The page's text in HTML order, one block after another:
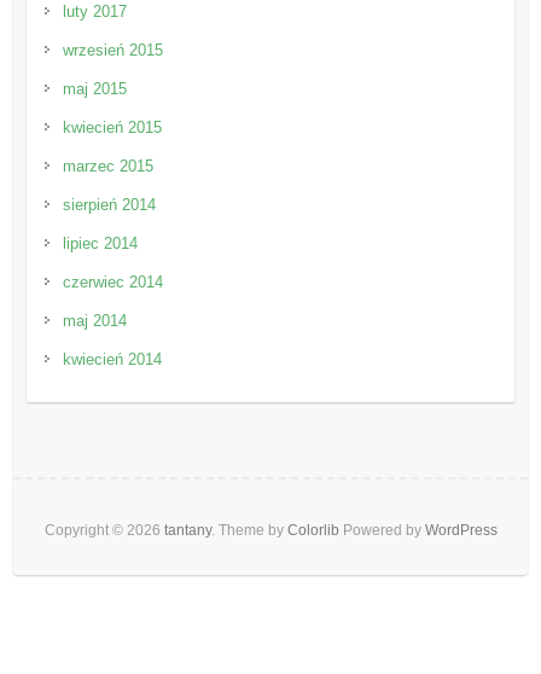
luty 2017
wrzesień 2015
maj 2015
kwiecień 2015
marzec 2015
sierpień 2014
lipiec 2014
czerwiec 2014
maj 2014
kwiecień 2014
Copyright © 2026 tantany. Theme by Colorlib Powered by WordPress